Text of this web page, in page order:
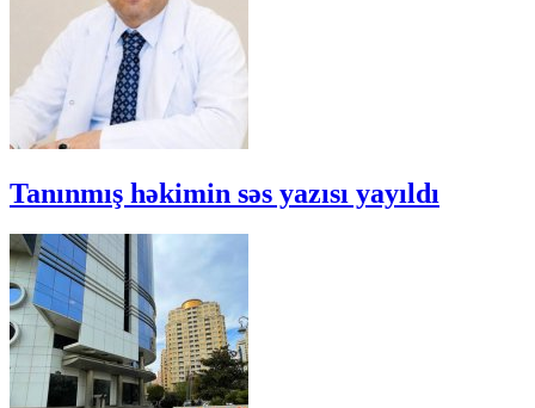
Tanınmış həkimin səs yazısı yayıldı